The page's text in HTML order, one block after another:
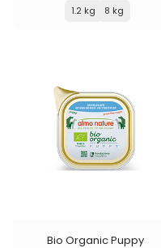
1.2 kg 8 kg
Bio Organic Puppy